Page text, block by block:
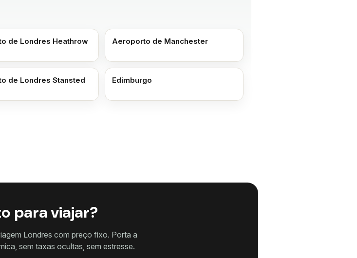
de Londres Heathrow Aeroporto de Manchester
de Londres Stansted Edimburgo
para viajar?
Londres com preço fixo. Porta a
sem taxas ocultas, sem estresse.